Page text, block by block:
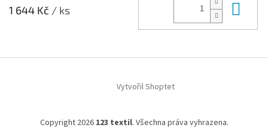
1 644 Kč / ks
Vytvořil Shoptet
Copyright 2026 123 textil. Všechna práva vyhrazena.